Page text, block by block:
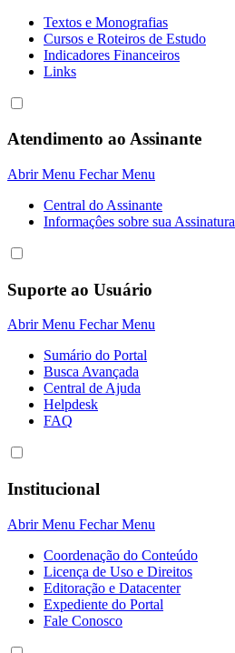
Textos e Monografias
Cursos e Roteiros de Estudo
Indicadores Financeiros
Links
Atendimento ao Assinante
Abrir Menu Fechar Menu
Central do Assinante
Informaçôes sobre sua Assinatura
Suporte ao Usuário
Abrir Menu Fechar Menu
Sumário do Portal
Busca Avançada
Central de Ajuda
Helpdesk
FAQ
Institucional
Abrir Menu Fechar Menu
Coordenação do Conteúdo
Licença de Uso e Direitos
Editoração e Datacenter
Expediente do Portal
Fale Conosco